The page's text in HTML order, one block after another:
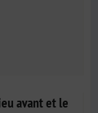
avant et le